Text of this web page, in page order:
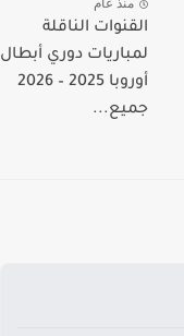
منذ عام
القنوات الناقلة
لمباريات دوري أبطال
أوروبا 2025 – 2026
جميع...